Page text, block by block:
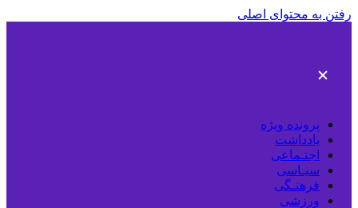
رفتن به محتوای اصلی
پرونده ویژه
یادداشت
اجتـماعی
سیـاسی
فرهنـگی
ورزشی